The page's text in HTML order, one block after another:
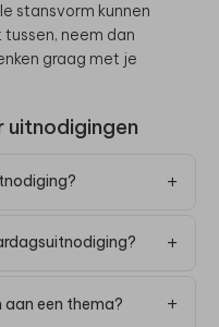
stansvorm kunnen
neem dan
graag met je
uitnodigingen
aan een thema?